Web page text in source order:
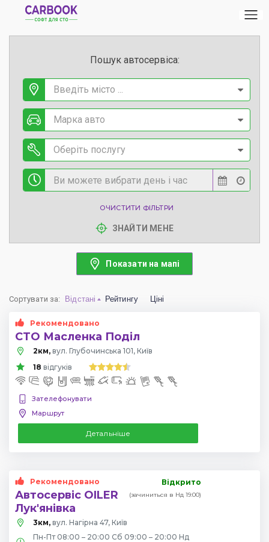
Пошук автосервіса:
Введіть місто ...
Марка авто
Оберіть послугу
ОЧИСТИТИ ФІЛЬТРИ
ЗНАЙТИ МЕНЕ
Показати на мапі
Сортувати за: Відстані Рейтингу Ціні
Рекомендовано
СТО Масленка Поділ
2км, вул. Глубочинська 101, Київ
18 відгуків
Зателефонувати
Маршрут
Детальніше
Рекомендовано
Автосервіс OILER
Лук'янівка
Відкрито
(зачиниться в Нд 19:00)
3км, вул. Нагірна 47, Київ
Пн-Пт 08:00 – 20:00 Сб 09:00 – 20:00 Нд